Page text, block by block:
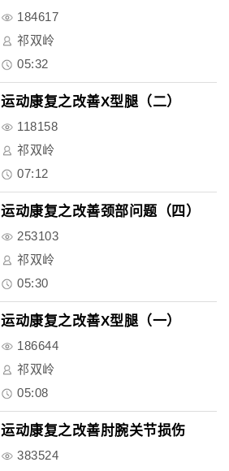
184617
祁双岭
05:32
运动康复之改善X型腿（二）
118158
祁双岭
07:12
运动康复之改善颈部问题（四）
253103
祁双岭
05:30
运动康复之改善X型腿（一）
186644
祁双岭
05:08
运动康复之改善肘腕关节损伤
383524